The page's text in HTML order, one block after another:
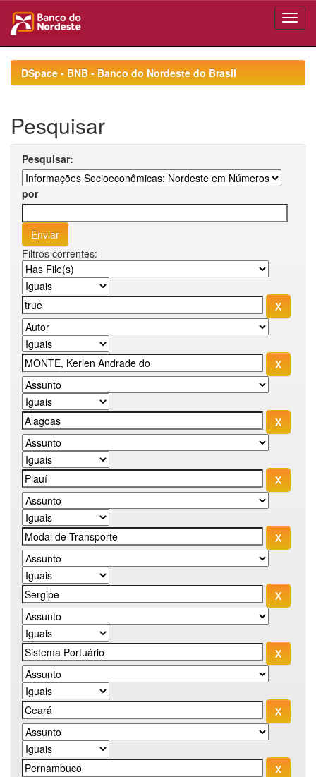
navigationDSpace - BNB - Banco do Nordeste do Brasil
Pesquisar
Pesquisar:
por
Filtros correntes: